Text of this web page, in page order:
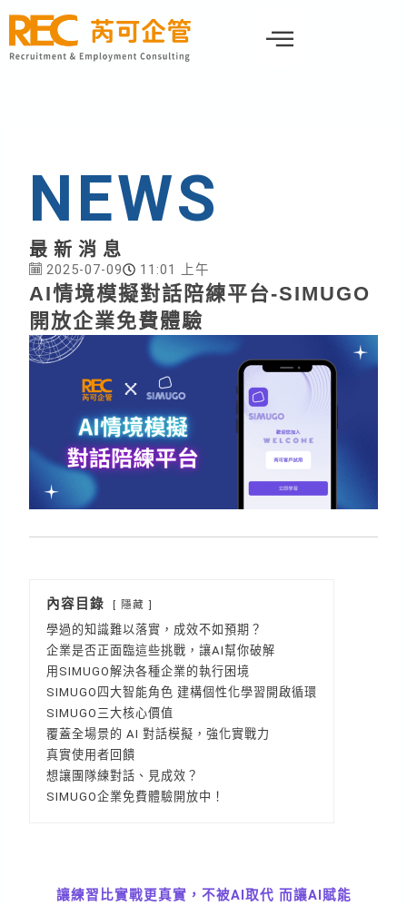
主
NEWS
最新消息
2025-07-09 11:01 上午
AI情境模擬對話陪練平台-SIMUGO
開放企業免費體驗
內容目錄 隱藏
學過的知識難以落實，成效不如預期？
企業是否正面臨這些挑戰，讓AI幫你破解
用SIMUGO解決各種企業的執行困境
SIMUGO四大智能角色 建構個性化學習開啟循環
SIMUGO三大核心價值
覆蓋全場景的 AI 對話模擬，強化實戰力
真實使用者回饋
想讓團隊練對話、見成效？
SIMUGO企業免費體驗開放中！
讓練習比實戰更真實，不被AI取代 而讓AI賦能